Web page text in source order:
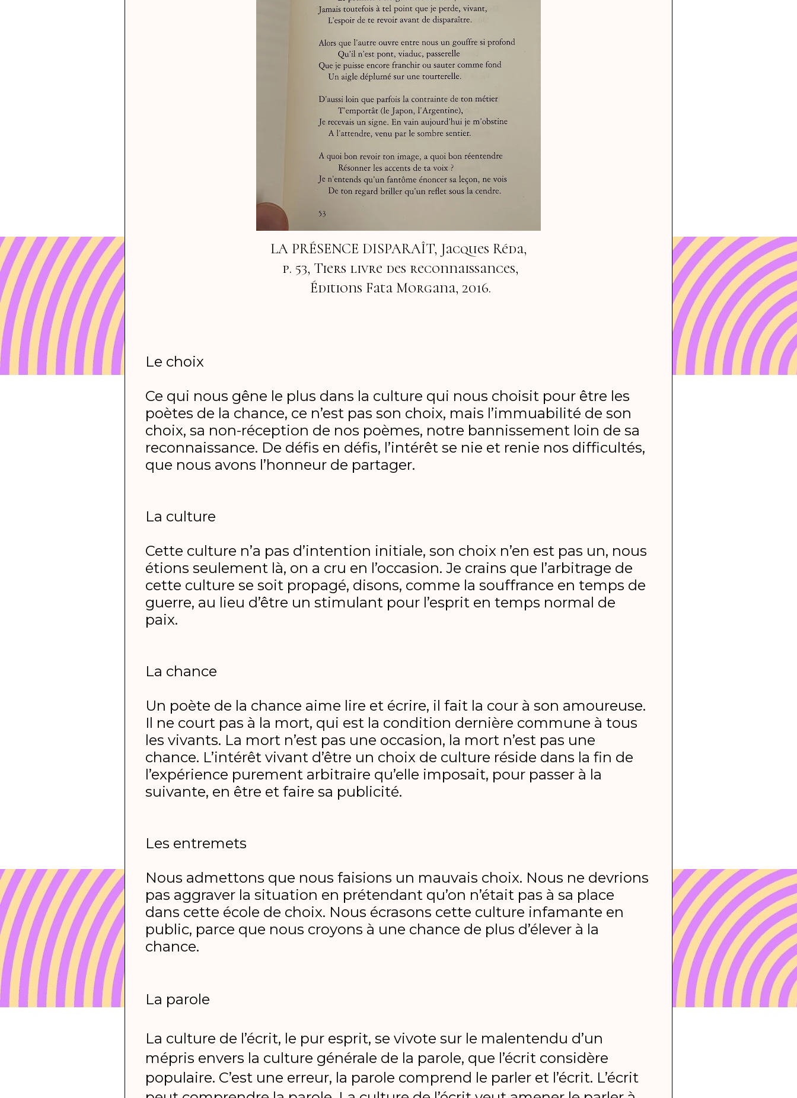
LA PRÉSENCE DISPARAÎT, Jacques Réda,
p. 53, Tiers livre des reconnaissances,
Éditions Fata Morgana, 2016.
Le choix
Ce qui nous gêne le plus dans la culture qui nous choisit pour être les
poètes de la chance, ce n’est pas son choix, mais l’immuabilité de son
choix, sa non-réception de nos poèmes, notre bannissement loin de sa
reconnaissance. De défis en défis, l’intérêt se nie et renie nos difficultés,
que nous avons l’honneur de partager.
La culture
Cette culture n’a pas d’intention initiale, son choix n’en est pas un, nous
étions seulement là, on a cru en l’occasion. Je crains que l’arbitrage de
cette culture se soit propagé, disons, comme la souffrance en temps de
guerre, au lieu d’être un stimulant pour l’esprit en temps normal de
paix.
La chance
Un poète de la chance aime lire et écrire, il fait la cour à son amoureuse.
Il ne court pas à la mort, qui est la condition dernière commune à tous
les vivants. La mort n’est pas une occasion, la mort n’est pas une
chance. L’intérêt vivant d’être un choix de culture réside dans la fin de
l’expérience purement arbitraire qu’elle imposait, pour passer à la
suivante, en être et faire sa publicité.
Les entremets
Nous admettons que nous faisions un mauvais choix. Nous ne devrions
pas aggraver la situation en prétendant qu’on n’était pas à sa place
dans cette école de choix. Nous écrasons cette culture infamante en
public, parce que nous croyons à une chance de plus d’élever à la
chance.
La parole
La culture de l’écrit, le pur esprit, se vivote sur le malentendu d’un
mépris envers la culture générale de la parole, que l’écrit considère
populaire. C’est une erreur, la parole comprend le parler et l’écrit. L’écrit